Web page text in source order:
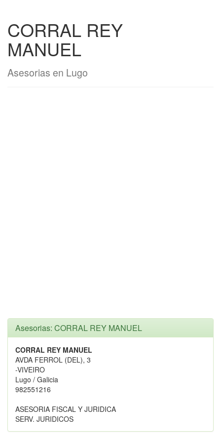
CORRAL REY
MANUEL
Asesorias en Lugo
Asesorias: CORRAL REY MANUEL
CORRAL REY MANUEL
AVDA FERROL (DEL), 3
-VIVEIRO
Lugo / Galicia
982551216
ASESORIA FISCAL Y JURIDICA
SERV. JURIDICOS